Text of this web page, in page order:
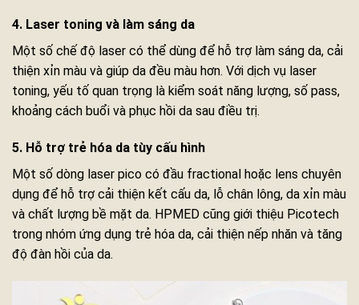
4. Laser toning và làm sáng da
Một số chế độ laser có thể dùng để hỗ trợ làm sáng da, cải
thiện xỉn màu và giúp da đều màu hơn. Với dịch vụ laser
toning, yếu tố quan trọng là kiểm soát năng lượng, số pass,
khoảng cách buổi và phục hồi da sau điều trị.
5. Hỗ trợ trẻ hóa da tùy cấu hình
Một số dòng laser pico có đầu fractional hoặc lens chuyên
dụng để hỗ trợ cải thiện kết cấu da, lỗ chân lông, da xỉn màu
và chất lượng bề mặt da. HPMED cũng giới thiệu Picotech
trong nhóm ứng dụng trẻ hóa da, cải thiện nếp nhăn và tăng
độ đàn hồi của da.